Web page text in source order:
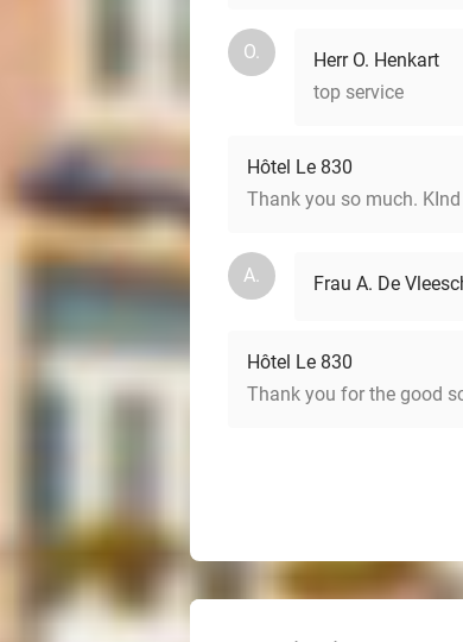
O.
Herr O. Henkart
top service
Hôtel Le 830
Thank you so much.
A. Frau A. De
Hôtel Le 830
Thank you for the good